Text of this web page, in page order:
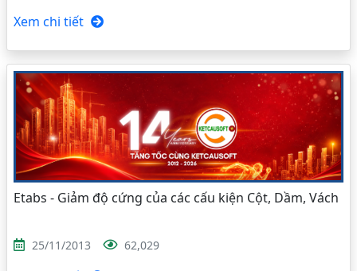
Xem chi tiết
Etabs - Giảm độ cứng của các cấu kiện Cột, Dầm, Vách
25/11/2013 62,029